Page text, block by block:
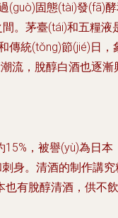
(guò)固態(tài)發(fā)
。茅臺(tái)和五糧液
傳統(tǒng)節(jié)日，
流，脫醇白酒也逐漸
，被譽(yù)為日本
刺身。清酒的制作講究
也有脫醇清酒，供不飲